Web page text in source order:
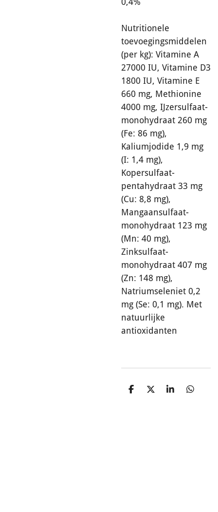
Nutritionele
toevoegingsmiddelen
(per kg): Vitamine A
27000 IU, Vitamine D3
1800 IU, Vitamine E
660 mg, Methionine
4000 mg, IJzersulfaat-
monohydraat 260 mg
(Fe: 86 mg),
Kaliumjodide 1,9 mg
(I: 1,4 mg),
Kopersulfaat-
pentahydraat 33 mg
(Cu: 8,8 mg),
Mangaansulfaat-
monohydraat 123 mg
(Mn: 40 mg),
Zinksulfaat-
monohydraat 407 mg
(Zn: 148 mg),
Natriumseleniet 0,2
mg (Se: 0,1 mg). Met
natuurlijke
antioxidanten
D
D
S
D